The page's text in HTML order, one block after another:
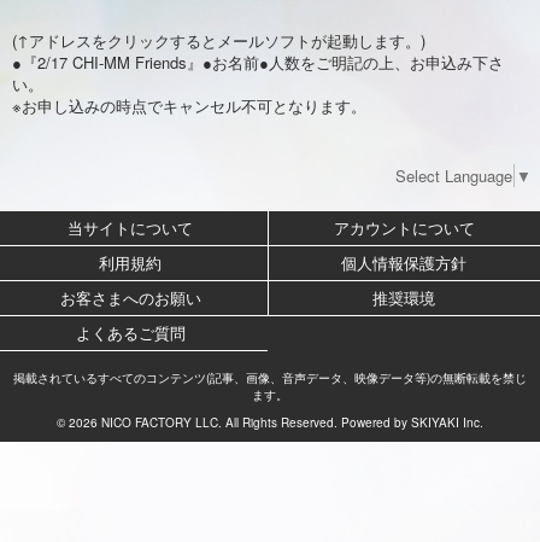
(↑アドレスをクリックするとメールソフトが起動します。)
●『2/17 CHI-MM Friends』●お名前●人数をご明記の上、お申込み下さ
い。
※お申し込みの時点でキャンセル不可となります。
Select Language ▼
当サイトについて
アカウントについて
利用規約
個人情報保護方針
お客さまへのお願い
推奨環境
よくあるご質問
掲載されているすべてのコンテンツ(記事、画像、音声データ、映像データ等)の無断転載を禁じ
ます。
© 2026 NICO FACTORY LLC. All Rights Reserved. Powered by SKIYAKI Inc.